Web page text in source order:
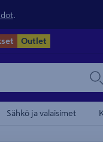
Outlet
Sähkö ja valaisimet